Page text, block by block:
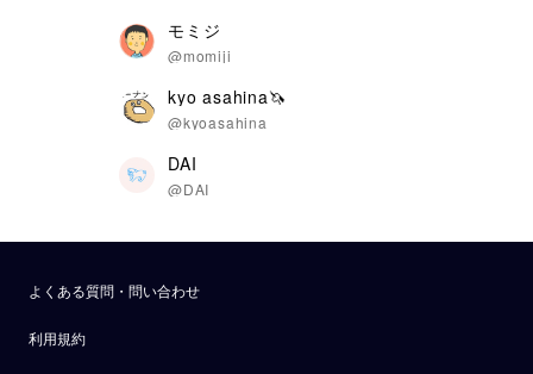
モミジ
@momiji
kyo asahina🦄
@kyoasahina
DAI
@DAI
よくある質問・問い合わせ
利用規約